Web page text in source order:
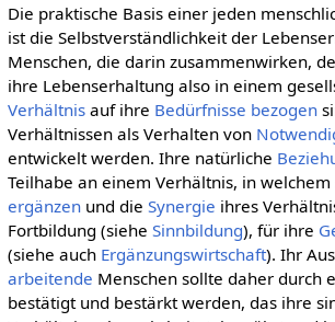
Die praktische Basis einer jeden
ist die Selbstverständlichkeit der
Menschen, die darin zusammenwirken,
ihre Lebenserhaltung also in einem
Verhältnisauf ihre Bedürfnisse bezogen
Verhältnissen als Verhalten von
entwickelt werden. Ihre natürliche
Teilhabe an einem Verhältnis, in
ergänzenund die Synergie ihres
Fortbildung (siehe Sinnbildung), für ihre
(siehe auch Ergänzungswirtschaft). Ihr
arbeitende Menschen sollte daher durch
bestätigt und bestärkt werden, das ihre